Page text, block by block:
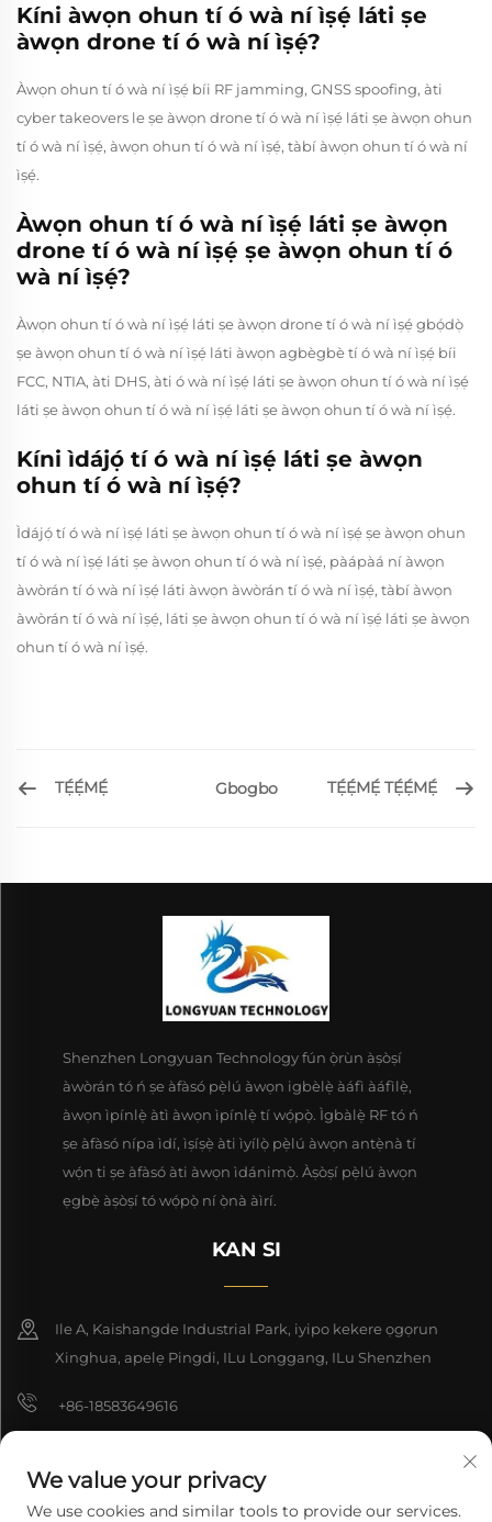
Kíni àwọn ohun tí ó wà ní ìṣẹ́ láti ṣe
àwọn drone tí ó wà ní ìṣẹ́?
Àwọn ohun tí ó wà ní ìṣẹ́ bíi RF jamming, GNSS spoofing, àti
cyber takeovers le ṣe àwọn drone tí ó wà ní ìṣẹ́ láti ṣe àwọn ohun
tí ó wà ní ìṣẹ́, àwọn ohun tí ó wà ní ìṣẹ́, tàbí àwọn ohun tí ó wà ní
ìṣẹ́.
Àwọn ohun tí ó wà ní ìṣẹ́ láti ṣe àwọn
drone tí ó wà ní ìṣẹ́ ṣe àwọn ohun tí ó
wà ní ìṣẹ́?
Àwọn ohun tí ó wà ní ìṣẹ́ láti ṣe àwọn drone tí ó wà ní ìṣẹ́ gbọ́dọ̀
ṣe àwọn ohun tí ó wà ní ìṣẹ́ láti àwọn agbègbè tí ó wà ní ìṣẹ́ bíi
FCC, NTIA, àti DHS, àti ó wà ní ìṣẹ́ láti ṣe àwọn ohun tí ó wà ní ìṣẹ́
láti ṣe àwọn ohun tí ó wà ní ìṣẹ́ láti ṣe àwọn ohun tí ó wà ní ìṣẹ́.
Kíni ìdájọ́ tí ó wà ní ìṣẹ́ láti ṣe àwọn
ohun tí ó wà ní ìṣẹ́?
Ìdájọ́ tí ó wà ní ìṣẹ́ láti ṣe àwọn ohun tí ó wà ní ìṣẹ́ ṣe àwọn ohun
tí ó wà ní ìṣẹ́ láti ṣe àwọn ohun tí ó wà ní ìṣẹ́, pàápàá ní àwọn
àwòrán tí ó wà ní ìṣẹ́ láti àwọn àwòrán tí ó wà ní ìṣẹ́, tàbí àwọn
àwòrán tí ó wà ní ìṣẹ́, láti ṣe àwọn ohun tí ó wà ní ìṣẹ́ láti ṣe àwọn
ohun tí ó wà ní ìṣẹ́.
TẸ́Ẹ́MẸ́ Gbogbo TẸ́Ẹ́MẸ́ TẸ́Ẹ́MẸ́
Shenzhen Longyuan Technology fún ọ̀rùn àṣòṣí
àwòrán tó ń ṣe àfàsó pẹ̀lú àwọn igbèlẹ̀ àáfì àáfìlẹ̀,
àwọn ìpínlẹ̀ àtì àwọn ìpínlẹ̀ tí wọ́pọ̀. Ìgbàlẹ̀ RF tó ń
ṣe àfàsó nípa ìdí, ìṣíṣẹ̀ àti ìyílọ̀ pẹ̀lú àwọn antẹ̀nà tí
wọ́n ti ṣe àfàsó àti àwọn ìdánimọ̀. Àṣòṣí pẹ̀lú àwọn
ẹgbẹ̀ àṣòṣí tó wọ́pọ̀ ní ọ̀nà àìrí.
KAN SI
Ile A, Kaishangde Industrial Park, iyipo kekere ọgọrun
Xinghua, apelẹ Pingdi, ILu Longgang, ILu Shenzhen
+86-18583649616
8618165761396
We value your privacy
We use cookies and similar tools to provide our services.